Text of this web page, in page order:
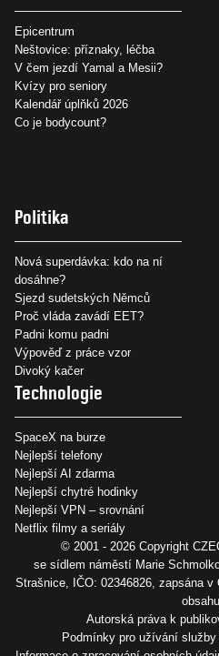
Epicentrum
Neštovice: příznaky, léčba
V čem jezdí Yamal a Mesii?
Kvízy pro seniory
Kalendář úplňků 2026
Co je bodycount?
Politika
Nová superdávka: kdo na ní
dosáhne?
Sjezd sudetských Němců
Proč vláda zavádí EET?
Padni komu padni
Výpověď z práce vzor
Divoký kačer
Technologie
SpaceX na burze
Nejlepší telefony
Nejlepší AI zdarma
Nejlepší chytré hodinky
Nejlepší VPN – srovnání
Netflix filmy a seriály
© 2001 - 2026 Copyright
se sídlem náměstí Marie
Strašnice, IČO: 02346826, zapsána
obsahu
Autorská práva k
Podmínky pro užívání